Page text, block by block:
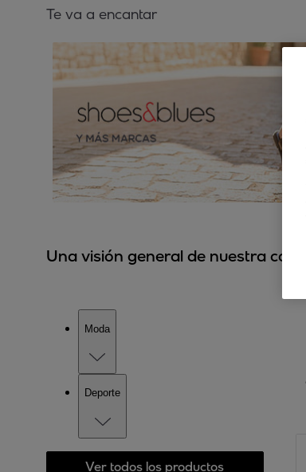
Te va a encantar
Una visión general de nuestra
Moda
Deporte
Ver todos los productos